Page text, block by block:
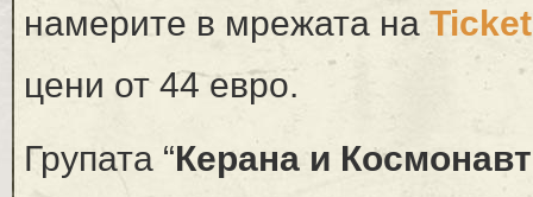
намерите в мрежата на
цени от 44 евро.
Групата “Керана и